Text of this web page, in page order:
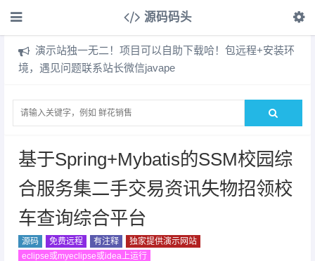
源码码头
演示站独一无二！项目可以自助下载哈！包远程+安装环
境，遇见问题联系站长微信javape
基于Spring+Mybatis的SSM校园综
合服务集二手交易资讯失物招领校
车查询综合平台
源码 免费远程 有注释
独家提供演示网站
eclipse或myeclipse或idea上运行